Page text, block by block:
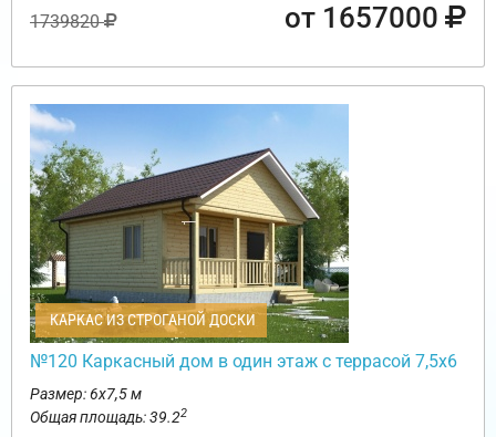
1739820 от 1657000
КАРКАС ИЗ СТРОГАНОЙ ДОСКИ
№120 Каркасный дом в один этаж с террасой 7,5х6
Размер: 6х7,5 м
Общая площадь: 39.22